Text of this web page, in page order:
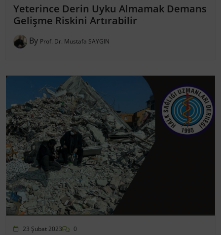
Yeterince Derin Uyku Almamak Demans
Gelişme Riskini Artırabilir
By Prof. Dr. Mustafa SAYGIN
23 Şubat 2023 0